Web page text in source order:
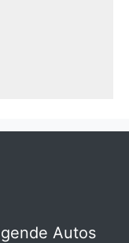
Autos